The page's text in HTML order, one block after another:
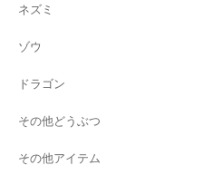
ネズミ
ゾウ
ドラゴン
その他どうぶつ
その他アイテム